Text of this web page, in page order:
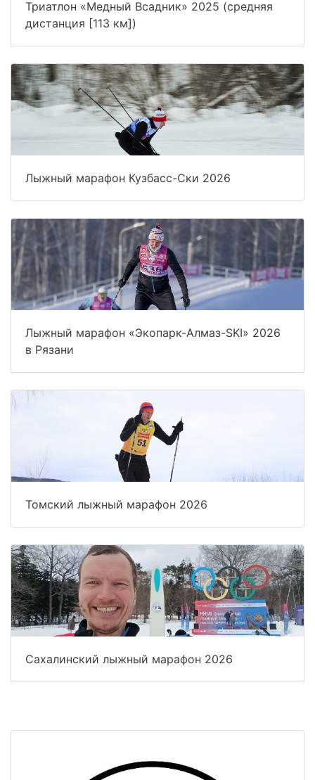
Триатлон «Медный Всадник» 2025 (средняя
дистанция [113 км])
Лыжный марафон Кузбасс-Ски 2026
Лыжный марафон «Экопарк-Алмаз-SKI» 2026
в Рязани
Томский лыжный марафон 2026
Сахалинский лыжный марафон 2026